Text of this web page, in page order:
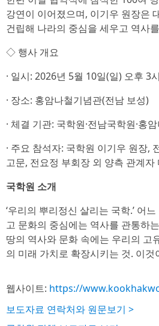
강연이 이어졌으며, 이기우 원장은
건립해 나라의 중심을 세우고 역사
◇ 행사 개요
· 일시: 2026년 5월 10일(일) 오후 3
· 장소: 홍암나철기념관(전남 보성)
· 체결 기관: 국학원·전남국학원·홍
· 주요 참석자: 국학원 이기우 원장,
고문, 전요정 부회장 외 양측 관계자
국학원 소개
‘우리의 뿌리정신 살리는 국학.’ 어
고 문화의 중심에는 역사를 관통하
땅의 역사와 문화 속에는 우리의 고
의 미래 가치로 확장시키는 것. 이
웹사이트: https://
보도자료 연락처와 원문보기 >